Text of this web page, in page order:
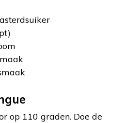
op 110 graden. Doe de